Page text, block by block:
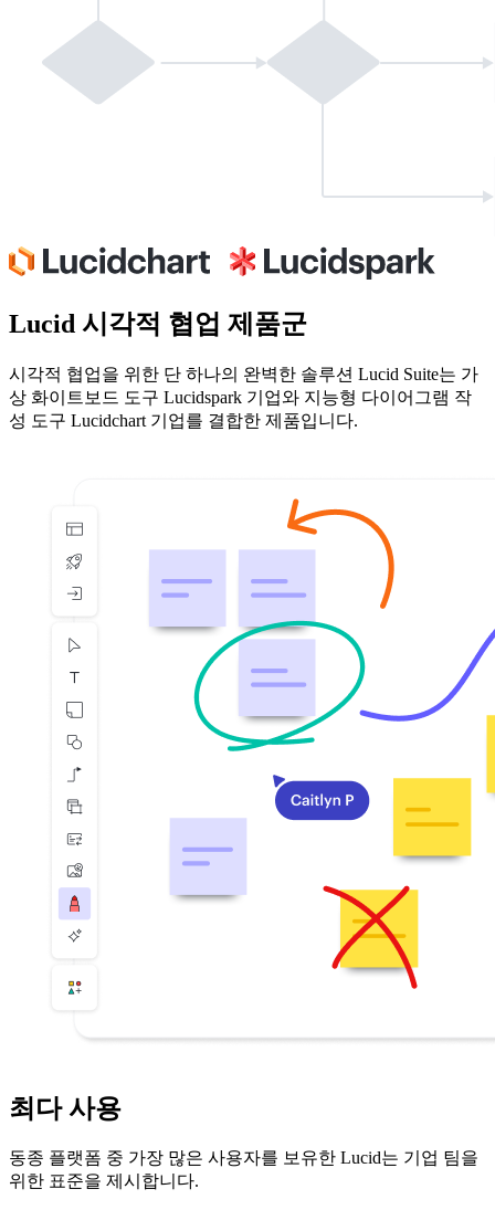
Lucid 시각적 협업 제품군
시각적 협업을 위한 단 하나의 완벽한 솔루션 Lucid Suite는 가
상 화이트보드 도구 Lucidspark 기업와 지능형 다이어그램 작
성 도구 Lucidchart 기업를 결합한 제품입니다.
최다사용
동종 플랫폼 중 가장 많은 사용자를 보유한 Lucid는 기업 팀을
위한 표준을 제시합니다.